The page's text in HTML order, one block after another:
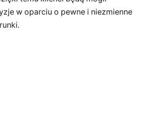
w oparciu o pewne i niezmienne